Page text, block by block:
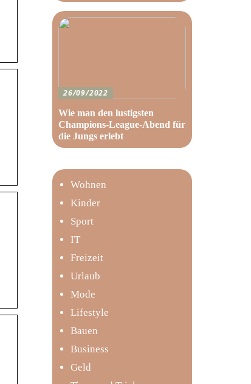
26/09/2022
Wie man den lustigsten
Champions-League-Abend für
die Jungs erlebt
Wohnen
Kinder
Sport
IT
Freizeit
Urlaub
Mode
Lifestyle
Bauen
Business
Geld